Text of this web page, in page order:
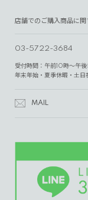
店舗でのご購入商品に
03-5722-3684
受付時間：午前10時～午
年末年始・夏季休暇・土日
MAIL